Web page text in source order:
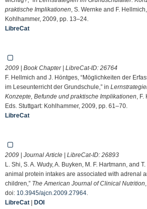
praktische Implikationen , S. Wernke and F.
Kohlhammer, 2009, pp. 13–24.
LibreCat
2009 | Book Chapter | LibreCat-ID: 26764
F. Hellmich and J. Höntges, “Möglichkeiten der
im Leseunterricht der Grundschule,” in
Konzepte, Befunde und praktische Implikationen ,
Eds. Stuttgart: Kohlhammer, 2009, pp. 61–70.
LibreCat
2009 | Journal Article | LibreCat-ID: 26893
L. Shi, S. A. Wudy, A. Buyken, M. F. Hartmann, and
animal protein intakes are associated with adrenal
children,” The American Journal of Clinical Nutrition
doi: 10.3945/ajcn.2009.27964
LibreCat | DOI